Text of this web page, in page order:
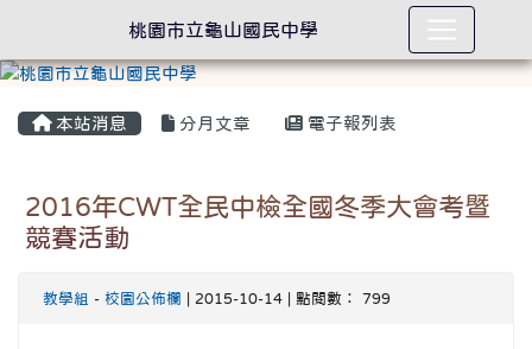
本站消息 分月文章 電子報列表
2016年CWT全民中檢全國冬季大會考暨
競賽活動
教學組 - 校園公佈欄 | 2015-10-14 | 點閱數： 799
桃園市立龜山國民中學